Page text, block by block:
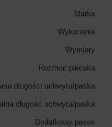
Marka
Wykonanie
Wymiary
Rozmiar plecaka
długości uchwytu/paska
długość uchwytu/paska
Dodatkowy pasek